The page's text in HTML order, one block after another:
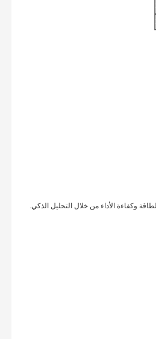
وكفاءة الأداء من خلال التحليل الذكي.